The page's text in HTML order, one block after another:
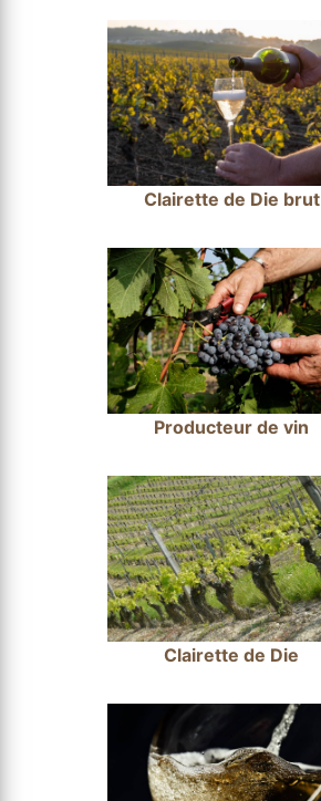
Clairette de Die brut
Producteur de vin
Clairette de Die